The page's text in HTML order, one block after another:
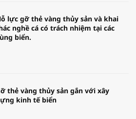
lực gỡ thẻ vàng thủy sản và khai
nghề cá có trách nhiệm tại các
biển.
thẻ vàng thủy sản gắn với xây
kinh tế biển